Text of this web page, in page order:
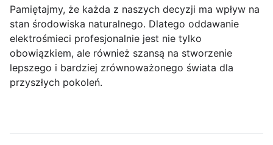
Pamiętajmy, że każda z naszych decyzji ma wpływ na
stan środowiska naturalnego. Dlatego oddawanie
elektrośmieci profesjonalnie jest nie tylko
obowiązkiem, ale również szansą na stworzenie
lepszego i bardziej zrównoważonego świata dla
przyszłych pokoleń.